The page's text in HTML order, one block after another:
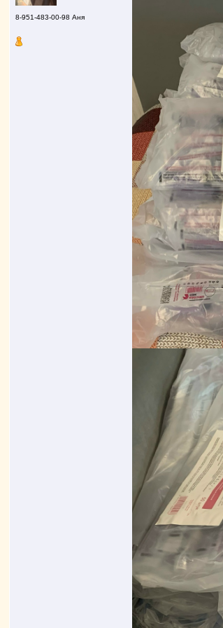
8-951-483-00-98 Аня